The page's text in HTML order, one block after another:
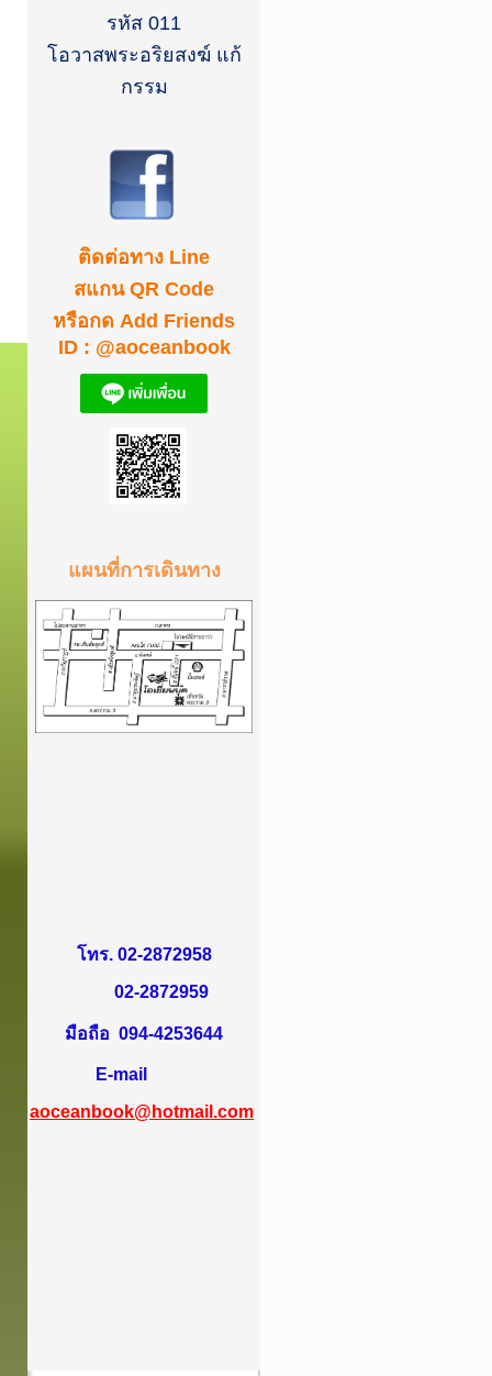
รหัส 011
โอวาสพระอริยสงฆ์ แก้
กรรม
ติดต่อทาง Line
สแกน QR Code
หรือกด Add Friends
ID : @aoceanbook
แผนที่การเดินทาง
โทร. 02-2872958
02-2872959
มือถือ 094-4253644
E-mail
aoceanbook@hotmail.com